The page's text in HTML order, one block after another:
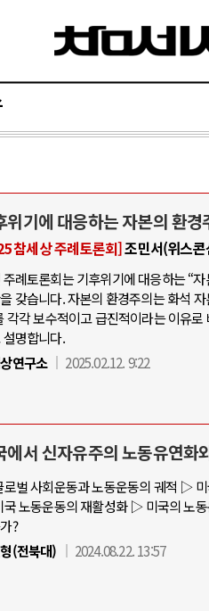
위기에 대응하는 자본의 환경
참세상 주례토론회]조민서(위스
주례토론회는 기후위기에 대응하는 “
갖습니다. 자본의 환경주의는 화석
각각 보수적이고 급진적이라는 이유
설명합니다.
연구소
2025.02.12. 9:22
에서 신자유주의 노동유연화
벌 사회운동과 노동운동의 궤적 ▷
노동운동의 재활성화 ▷ 미국의 노
?
(전북대)
2024.08.22. 13:57
이나 전쟁
, 대리전의 역..
후, 러시아..
년까지 공..
호르무즈
호르무
이란,